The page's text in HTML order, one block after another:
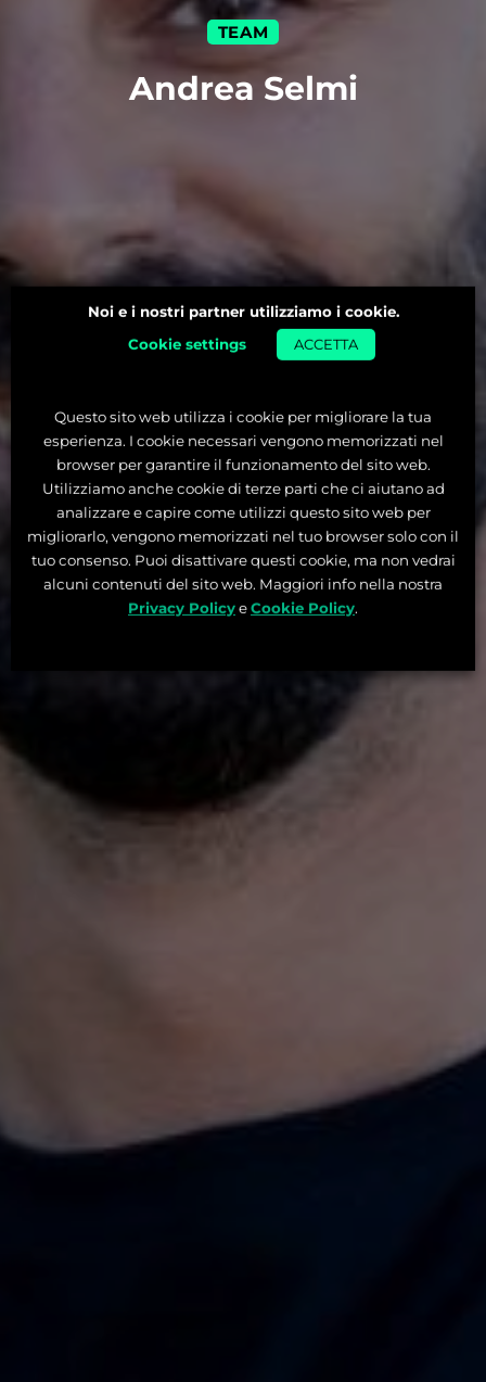
TEAM
Andrea Selmi
Noi e i nostri partner utilizziamo i cookie.
Cookie settings
ACCETTA
Questo sito web utilizza i cookie per migliorare la tua
esperienza. I cookie necessari vengono memorizzati nel
browser per garantire il funzionamento del sito web.
Utilizziamo anche cookie di terze parti che ci aiutano ad
analizzare e capire come utilizzi questo sito web per
migliorarlo, vengono memorizzati nel tuo browser solo con il
tuo consenso. Puoi disattivare questi cookie, ma non vedrai
alcuni contenuti del sito web. Maggiori info nella nostra
Privacy PolicyeCookie Policy.